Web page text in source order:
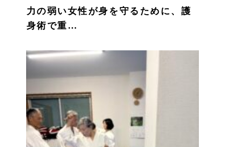
力の弱い女性が身を守るために、護
身術で重…